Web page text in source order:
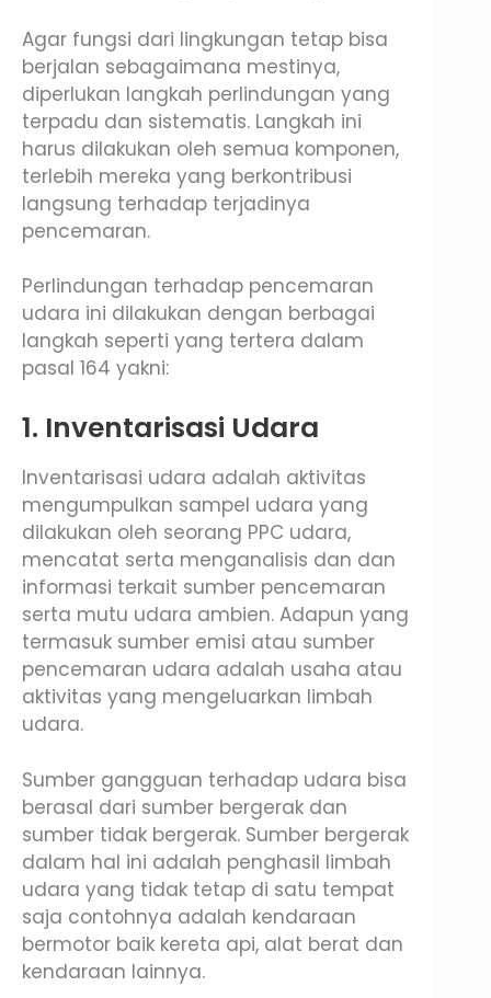
Agar fungsi dari lingkungan tetap bisa
berjalan sebagaimana mestinya,
diperlukan langkah perlindungan yang
terpadu dan sistematis. Langkah ini
harus dilakukan oleh semua komponen,
terlebih mereka yang berkontribusi
langsung terhadap terjadinya
pencemaran.
Perlindungan terhadap pencemaran
udara ini dilakukan dengan berbagai
langkah seperti yang tertera dalam
pasal 164 yakni:
1. Inventarisasi Udara
Inventarisasi udara adalah aktivitas
mengumpulkan sampel udara yang
dilakukan oleh seorang PPC udara,
mencatat serta menganalisis dan dan
informasi terkait sumber pencemaran
serta mutu udara ambien. Adapun yang
termasuk sumber emisi atau sumber
pencemaran udara adalah usaha atau
aktivitas yang mengeluarkan limbah
udara.
Sumber gangguan terhadap udara bisa
berasal dari sumber bergerak dan
sumber tidak bergerak. Sumber bergerak
dalam hal ini adalah penghasil limbah
udara yang tidak tetap di satu tempat
saja contohnya adalah kendaraan
bermotor baik kereta api, alat berat dan
kendaraan lainnya.